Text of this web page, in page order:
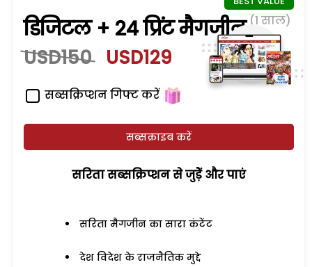
डिजिटल + 24 प्रिंट मैगजीन (1 साल)
USD150 USD129
सब्सक्रिप्शन गिफ्ट करें
सब्सक्राइब करें
सरिता सब्सक्रिप्शन से जुड़ेें और पाएं
सरिता मैगजीन का सारा कंटेंट
देश विदेश के राजनैतिक मुद्दे